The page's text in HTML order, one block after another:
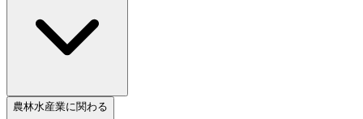
農林水産業に関わる